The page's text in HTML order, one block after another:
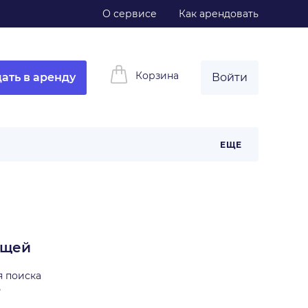
О сервисе Как арендовать
в аренду Корзина Войти
ЕЩЕ
поиска